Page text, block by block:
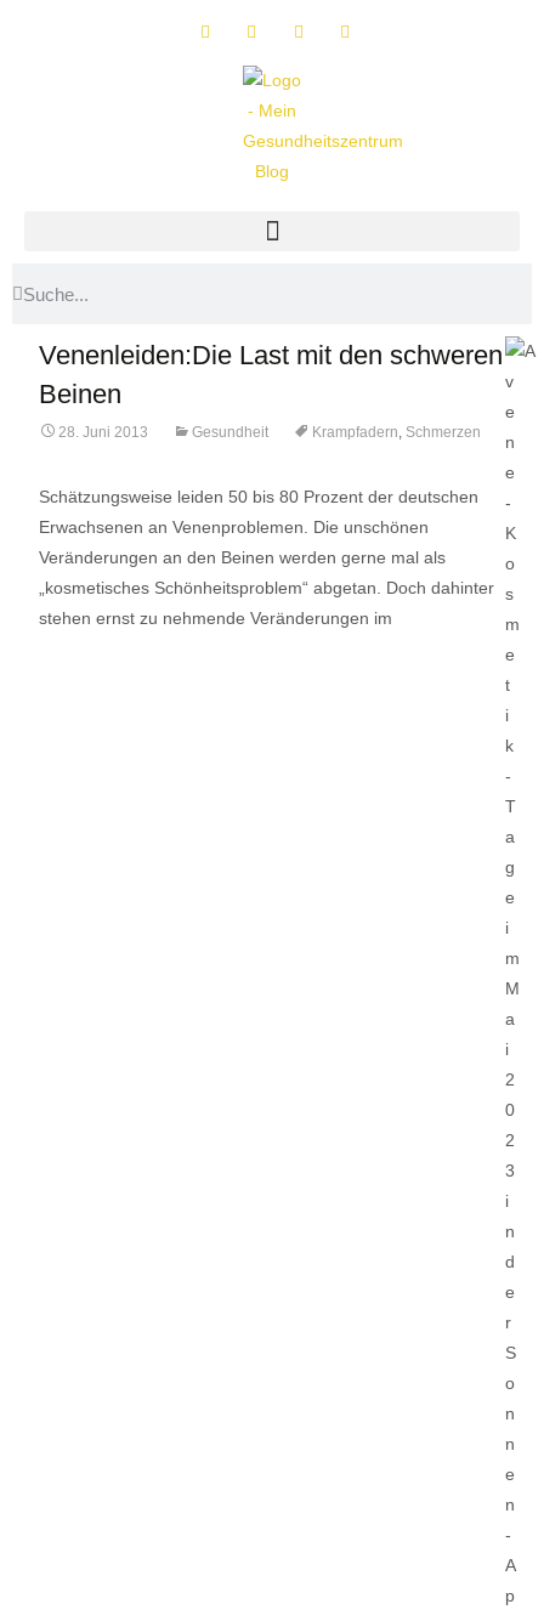
Venenleiden:Die Last mit den schweren
Beinen
28. Juni 2013 Gesundheit Krampfadern, Schmerzen
Schätzungsweise leiden 50 bis 80 Prozent der deutschen
Erwachsenen an Venenproblemen. Die unschönen
Veränderungen an den Beinen werden gerne mal als
„kosmetisches Schönheitsproblem“ abgetan. Doch dahinter
stehen ernst zu nehmende Veränderungen im